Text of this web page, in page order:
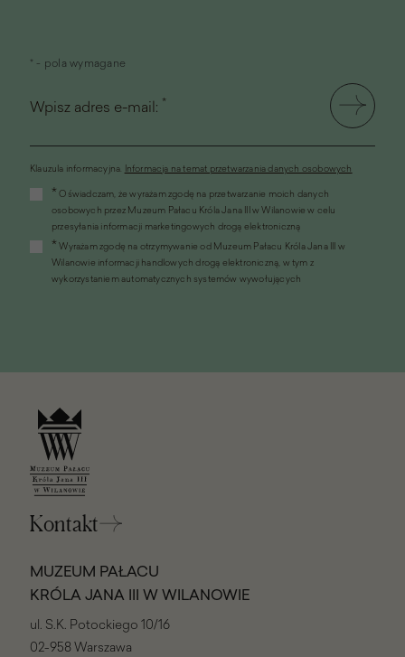
* - pola wymagane
Wpisz adres e-mail: *
Klauzula informacyjna. Informacja na temat przetwarzania danych osobowych
otworzy
nowym
oknie)
* Oświadczam, że wyrażam zgodę na przetwarzanie moich danych
osobowych przez Muzeum Pałacu Króla Jana III w Wilanowie w celu
przesyłania informacji marketingowych drogą elektroniczną
* Wyrażam zgodę na otrzymywanie od Muzeum Pałacu Króla Jana III w
Wilanowie informacji handlowych drogą elektroniczną, w tym z
wykorzystaniem automatycznych systemów wywołujących
Kontakt
MUZEUM PAŁACU
KRÓLA JANA III W WILANOWIE
ul. S.K. Potockiego 10/16
02-958 Warszawa